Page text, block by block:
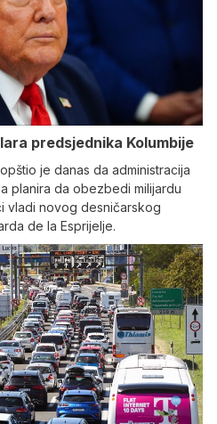
predsjednika Kolumbije
je danas da administracija
planira da obezbedi milijardu
vladi novog desničarskog
de la Esprijelje.